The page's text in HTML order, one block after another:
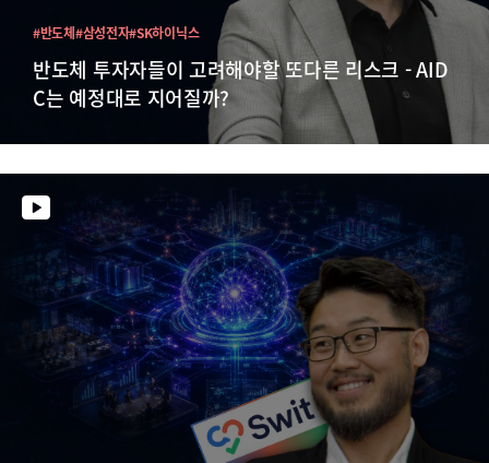
반도체 투자자들이 고려해야할 또다른 리스크 - AID
C는 예정대로 지어질까?
#반도체#삼성전자#SK하이닉스